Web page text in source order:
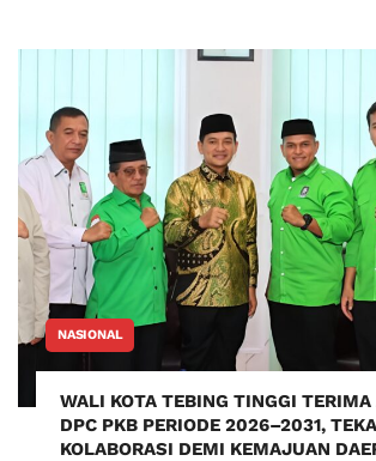
NASIONAL
WALI KOTA TEBING TINGGI
DPC PKB PERIODE 2026–2031,
KOLABORASI DEMI KEMAJUAN